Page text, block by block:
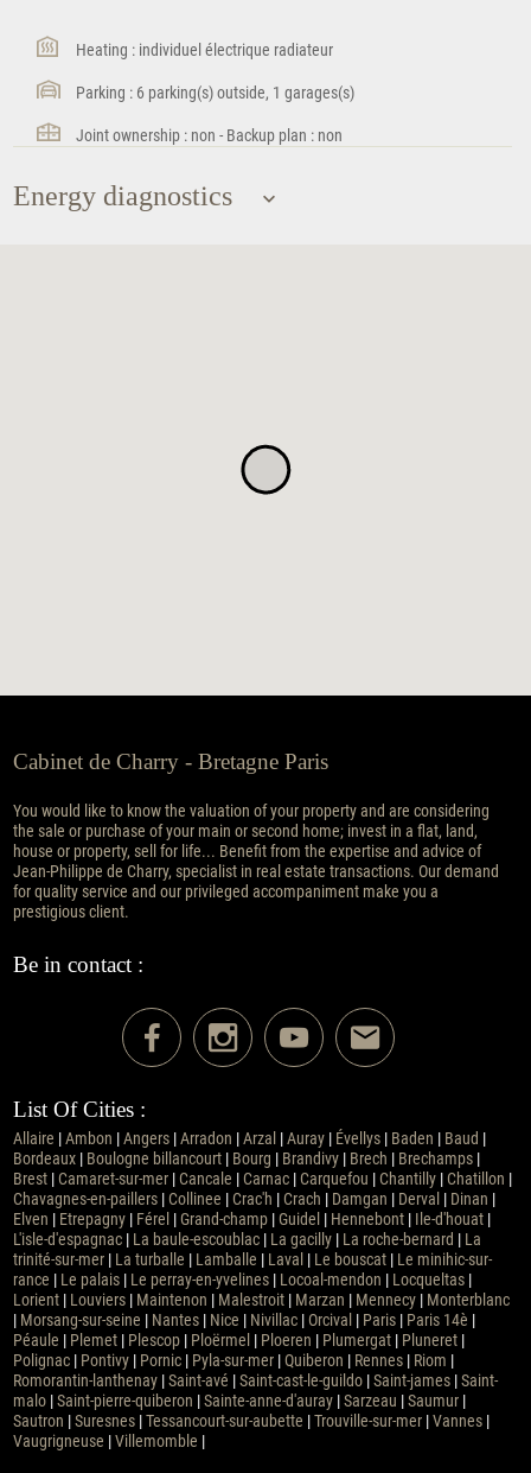
Heating : individuel électrique radiateur
Parking : 6 parking(s) outside, 1 garages(s)
Joint ownership : non - Backup plan : non
Energy diagnostics
Cabinet de Charry - Bretagne Paris
You would like to know the valuation of your property and are considering
the sale or purchase of your main or second home; invest in a flat, land,
house or property, sell for life... Benefit from the expertise and advice of
Jean-Philippe de Charry, specialist in real estate transactions. Our demand
for quality service and our privileged accompaniment make you a
prestigious client.
Be in contact :
List Of Cities :
Allaire Ambon Angers| Arradon Arzal| Auray| Évellys| Baden Baud
Bordeaux| Boulogne billancourt| Bourg Brandivy| Brech Brechamps|
Brest| Camaret-sur-mer| Cancale Carnac| Carquefou Chantilly| Chatillon
Chavagnes-en-paillers| Collinee Crac'h Crach Damgan Derval| Dinan
Elven
Etrepagny| Férel| Grand-champ| Guidel| Hennebont| Ile-d'houat|
L'isle-d'espagnac| La baule-escoublac| La gacilly| La roche-bernard
La
trinité-sur-mer| La turballe Lamballe Laval| Le bouscat| Le minihic-sur-
rance
Le palais| Le perray-en-yvelines| Locoal-mendon Locqueltas|
Lorient| Louviers| Maintenon Malestroit| Marzan Mennecy| Monterblanc
Morsang-sur-seine Nantes| Nice Nivillac| Orcival| Paris| Paris 14è
Péaule
Plemet| Plescop| Ploërmel| Ploeren Plumergat| Pluneret|
Polignac| Pontivy| Pornic| Pyla-sur-mer| Quiberon Rennes| Riom
Romorantin-lanthenay| Saint-avé Saint-cast-le-guildo| Saint-james| Saint-
malo| Saint-pierre-quiberon Sainte-anne-d'auray| Sarzeau Saumur|
Sautron Suresnes| Tessancourt-sur-aubette Trouville-sur-mer| Vannes|
Vaugrigneuse Villemomble